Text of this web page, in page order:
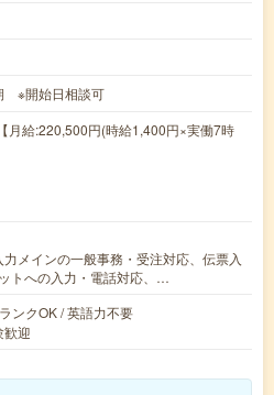
※開始日相談可
給:220,500円(時給1,400円×実働7時
力メインの一般事務・受注対応、伝票入
トへの入力・電話対応、…
ンクOK / 英語力不要
歓迎